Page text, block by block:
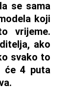
se sama
koji
vrijeme.
ako
svako to
će 4 puta